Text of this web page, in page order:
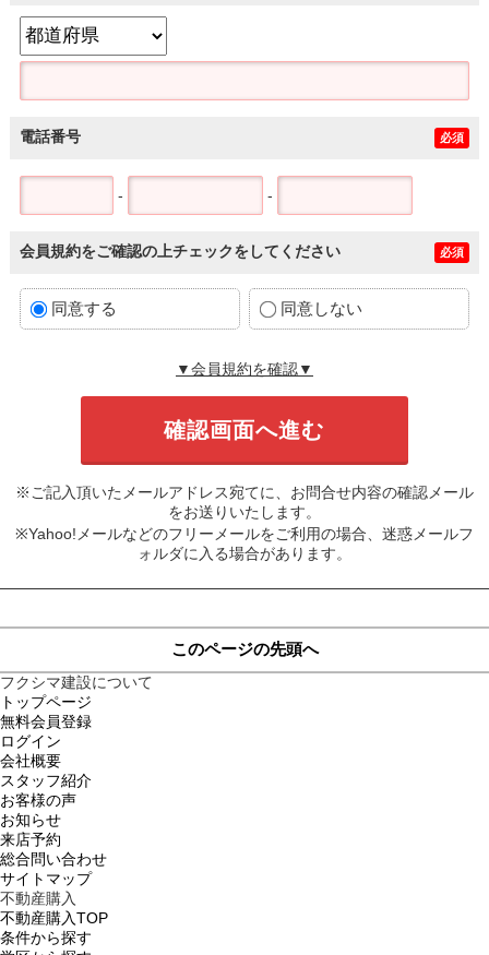
電話番号 必須
- -
会員規約をご確認の上チェックをしてください 必須
同意する 同意しない
▼会員規約を確認▼
※ご記入頂いたメールアドレス宛てに、お問合せ内容の確認メール
をお送りいたします。
※Yahoo!メールなどのフリーメールをご利用の場合、迷惑メールフ
ォルダに入る場合があります。
このページの先頭へ
フクシマ建設について
トップページ
無料会員登録
ログイン
会社概要
スタッフ紹介
お客様の声
お知らせ
来店予約
総合問い合わせ
サイトマップ
不動産購入
不動産購入TOP
条件から探す